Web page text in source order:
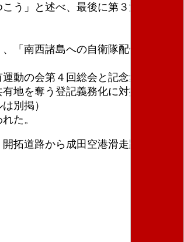
う」と述べ、最後に第３滑走路建
「南西諸島への自衛隊配備に反対
動の会第４回総会と記念集会、一
地を奪う登記義務化に対抗し、三
別掲）
た。
拓道路から成田空港滑走路に向け